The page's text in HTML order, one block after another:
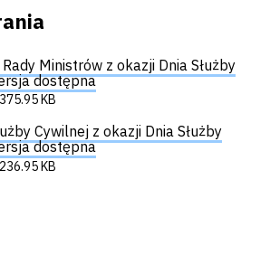
Ministrów z okazji Dnia Służby
dostępna
KB
Cywilnej z okazji Dnia Służby
dostępna
KB